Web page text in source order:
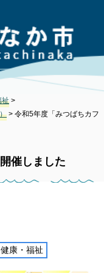
祉 >
> 令和5年度「みつばちカフ
催しました
健康・福祉